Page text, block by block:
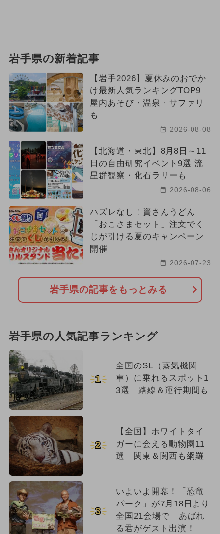
岩手県の新着記事
【岩手2026】夏休みのおでか
け最新人気ランキングTOP9
屋内あそび・温泉・サファリ
も
2026-08-08
【北海道・東北】8月8日～11
日の自由研究イベント9選 流
星群観察・化石ラリーも
2026-08-06
ハズレなし！資さんうどん
「おこさまセット」注文でく
じが引ける夏のキャンペーン
開催
2026-07-23
岩手県の記事をもっとみる
岩手県の人気記事ランキング
1
全国のSL（蒸気機関
車）に乗れるスポット1
3選 路線＆運行期間も
2
【全国】ホワイトタイ
ガーに会える動物園11
選 関東＆関西も網羅
3
いよいよ開幕！「恐竜
パーク」が7月18日より
全国21会場で あばれ
る君がゲスト出演！